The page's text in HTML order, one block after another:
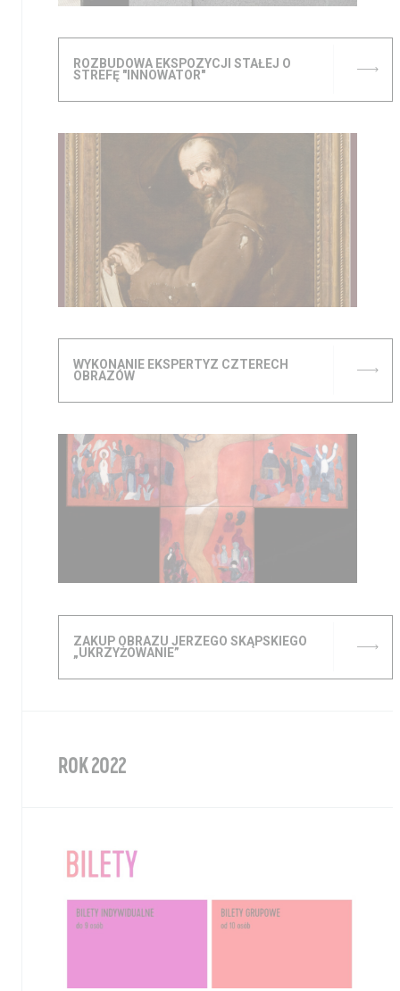
ROZBUDOWA EKSPOZYCJI STAŁEJ O
STREFĘ "INNOWATOR"
WYKONANIE EKSPERTYZ CZTERECH
OBRAZÓW
ZAKUP OBRAZU JERZEGO SKĄPSKIEGO
„UKRZYŻOWANIE”
ROK 2022